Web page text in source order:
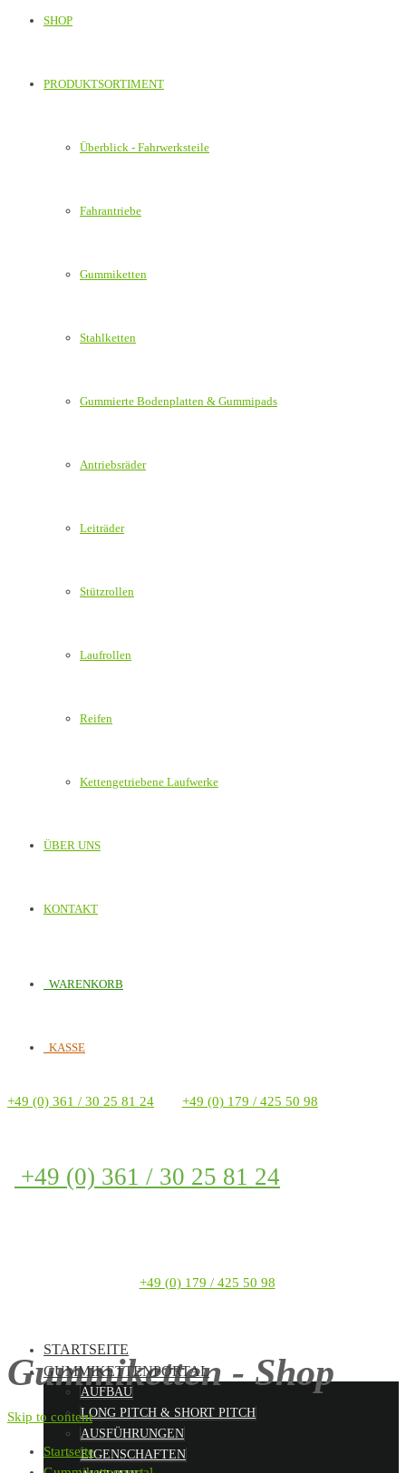
SHOP
PRODUKTSORTIMENT
Überblick - Fahrwerksteile
Fahrantriebe
Gummiketten
Stahlketten
Gummierte Bodenplatten & Gummipads
Antriebsräder
Leiträder
Stützrollen
Laufrollen
Reifen
Kettengetriebene Laufwerke
ÜBER UNS
KONTAKT
WARENKORB
KASSE
+49 (0) 361 / 30 25 81 24 +49 (0) 179 / 425 50 98
+49 (0) 361 / 30 25 81 24
+49 (0) 179 / 425 50 98
Gummiketten - Shop
STARTSEITE
GUMMIKETTENPORTAL
AUFBAU
LONG PITCH & SHORT PITCH
AUSFÜHRUNGEN
EIGENSCHAFTEN
Skip to content
Startseite